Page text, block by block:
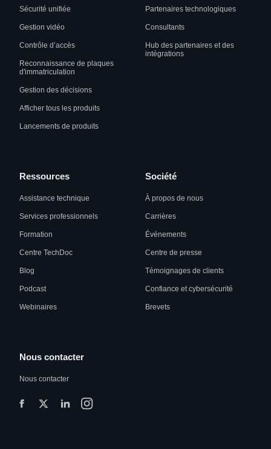
Sécurité unifiée
Gestion vidéo
Contrôle d’accès
Reconnaissance de plaques
d'immatriculation
Gestion des décisions
Afficher tous les produits
Lancements de produits
Partenaires technologiques
Consultants
Hub des partenaires et des
intégrations
Ressources
Assistance technique
Services professionnels
Formation
Centre TechDoc
Blog
Podcast
Webinaires
Société
À propos de nous
Carrières
Événements
Centre de presse
Témoignages de clients
Confiance et cybersécurité
Brevets
Nous contacter
Nous contacter